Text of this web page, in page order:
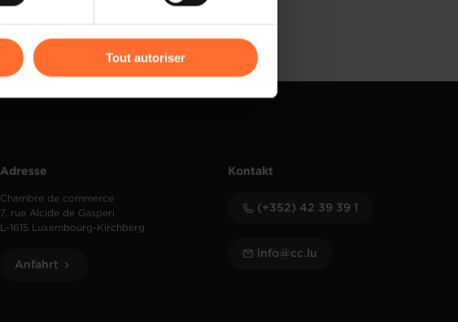
Tout autoriser
Adresse
Chambre de commerce
7, rue Alcide de Gasperi
L-1615 Luxembourg-Kirchberg
Anfahrt
Kontakt
(+352) 42 39 39 1
info@cc.lu